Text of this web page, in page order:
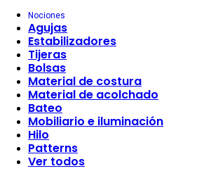
Nociones
Agujas
Estabilizadores
Tijeras
Bolsas
Material de costura
Material de acolchado
Bateo
Mobiliario e iluminación
Hilo
Patterns
Ver todos